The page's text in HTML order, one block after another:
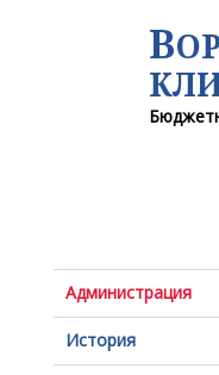
В
Администрация
История